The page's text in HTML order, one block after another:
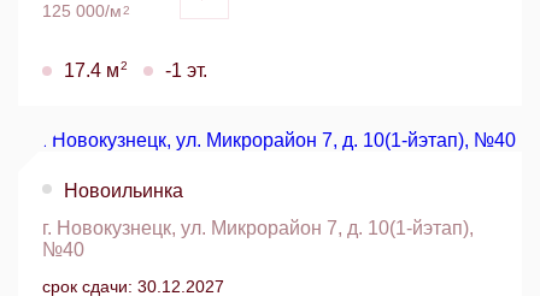
125 000/м2
17.4 м2 -1 эт.
Новоильинка
г. Новокузнецк, ул. Микрорайон 7, д. 10(1-йэтап),
№40
срок сдачи: 30.12.2027